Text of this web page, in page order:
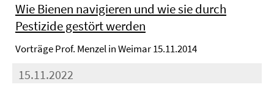
Wie Bienen navigieren und wie sie durch
Pestizide gestört werden
Vorträge Prof. Menzel in Weimar 15.11.2014
15.11.2022